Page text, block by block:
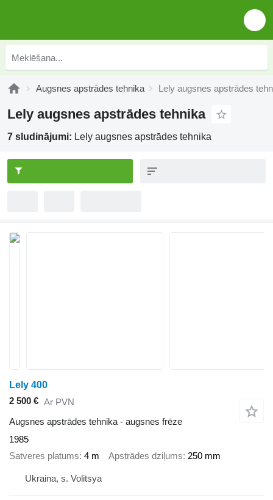
Augsnes apstrādes tehnika Lely augsnes apstrādes
Lely augsnes apstrādes tehnika
7 sludinājumi: Lely augsnes apstrādes tehnika
Lely 400
2 500 € Ar PVN
Augsnes apstrādes tehnika - augsnes frēze
1985
Satveres platums 4 m Apstrādes dziļums 250 mm
Ukraina, s. Volitsya